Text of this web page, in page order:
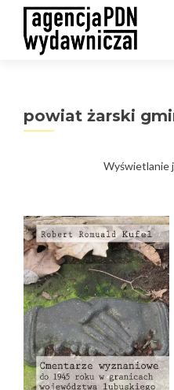
powiat żarski
Wyświetlanie